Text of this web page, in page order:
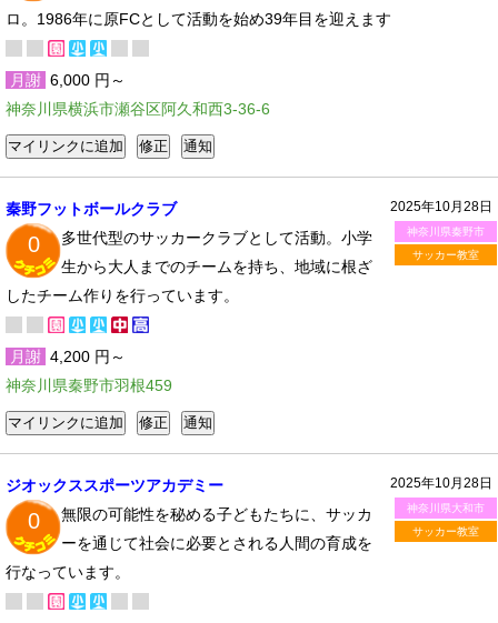
ロ。1986年に原FCとして活動を始め39年目を迎えます
月謝 6,000 円～
神奈川県横浜市瀬谷区阿久和西3-36-6
2025年10月28日
神奈川県秦野市
サッカー教室
秦野フットボールクラブ
0
多世代型のサッカークラブとして活動。小学
生から大人までのチームを持ち、地域に根ざ
したチーム作りを行っています。
月謝 4,200 円～
神奈川県秦野市羽根459
2025年10月28日
神奈川県大和市
サッカー教室
ジオックススポーツアカデミー
0
無限の可能性を秘める子どもたちに、サッカ
ーを通じて社会に必要とされる人間の育成を
行なっています。